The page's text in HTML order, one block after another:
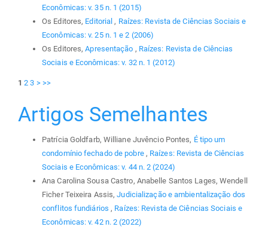
Econômicas: v. 35 n. 1 (2015)
Os Editores, Editorial , Raízes: Revista de Ciências Sociais e
Econômicas: v. 25 n. 1 e 2 (2006)
Os Editores,Apresentação , Raízes: Revista de Ciências
Sociais e Econômicas: v. 32 n. 1 (2012)
1 2 3 > >>
Artigos Semelhantes
Patrícia Goldfarb, Williane Juvêncio Pontes, É tipo um
condomínio fechado de pobre , Raízes: Revista de Ciências
Sociais e Econômicas: v. 44 n. 2 (2024)
Ana Carolina Sousa Castro, Anabelle Santos Lages, Wendell
Ficher Teixeira Assis,Judicialização e ambientalização dos
conflitos fundiários , Raízes: Revista de Ciências Sociais e
Econômicas: v. 42 n. 2 (2022)